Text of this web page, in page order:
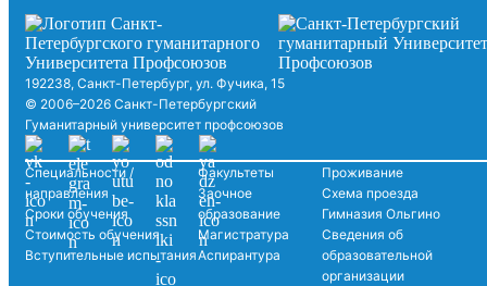
192238, Санкт-Петербург, ул. Фучика, 15
© 2006–2026 Санкт-Петербургский
Гуманитарный университет профсоюзов
Специальности /
направления
Сроки обучения
Стоимость обучения
Вступительные испытания
Факультеты
Заочное
образование
Магистратура
Аспирантура
Проживание
Схема проезда
Гимназия Ольгино
Сведения об
образовательной
организации